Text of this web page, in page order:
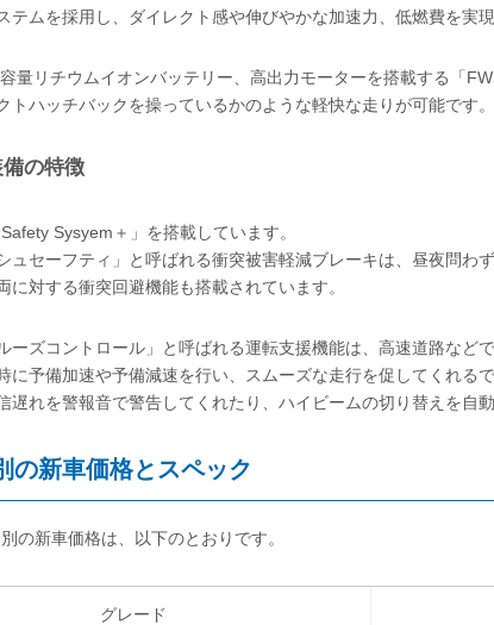
テムを採用し、ダイレクト感や伸びやかな加速力、低燃費を実現
量リチウムイオンバッテリー、高出力モーターを搭載する「
トハッチバックを操っているかのような軽快な走りが可能です。
の特徴
Sysyem＋」を搭載しています。
ュセーフティ」と呼ばれる衝突被害軽減ブレーキは、昼夜問わ
に対する衝突回避機能も搭載されています。
ーズコントロール」と呼ばれる運転支援機能は、高速道路など
に予備加速や予備減速を行い、スムーズな走行を促してくれるで
遅れを警報音で警告してくれたり、ハイビームの切り替えを自
の新車価格とスペック
の新車価格は、以下のとおりです。
グレード